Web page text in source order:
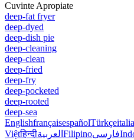
Cuvinte Apropiate
deep-fat fryer
deep-dyed
deep-dish pie
deep-cleaning
deep-clean
deep-fried
deep-fry
deep-pocketed
deep-rooted
deep-sea
EnglishfrançaisespañolTürkçe
Việtहिन्दीالعربية Filipinoفارسی